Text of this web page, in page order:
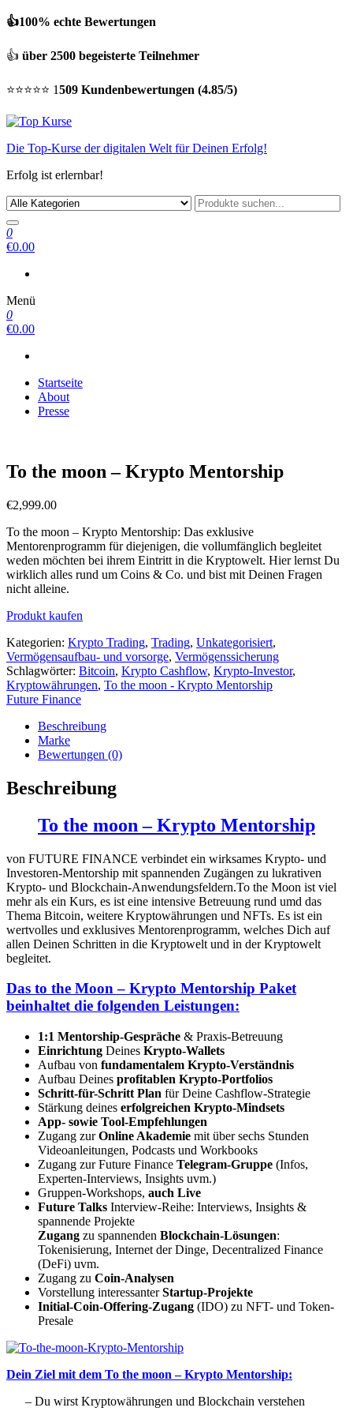
👍100% echte Bewertungen
👍 über 2500 begeisterte Teilnehmer
⭐⭐⭐⭐⭐ 1509 Kundenbewertungen (4.85/5)
Die Top-Kurse der digitalen Welt für Deinen Erfolg!
Erfolg ist erlernbar!
0
€0.00
Menü
0
€0.00
Startseite
About
Presse
To the moon – Krypto Mentorship
€2,999.00
To the moon – Krypto Mentorship: Das exklusive
Mentorenprogramm für diejenigen, die vollumfänglich begleitet
weden möchten bei ihrem Eintritt in die Kryptowelt. Hier lernst Du
wirklich alles rund um Coins & Co. und bist mit Deinen Fragen
nicht alleine.
Produkt kaufen
Kategorien: Krypto Trading, Trading, Unkategorisiert,
Vermögensaufbau- und vorsorge, Vermögenssicherung
Schlagwörter: Bitcoin, Krypto Cashflow, Krypto-Investor,
Kryptowährungen, To the moon - Krypto Mentorship
Future Finance
Beschreibung
Marke
Bewertungen (0)
Beschreibung
To the moon – Krypto Mentorship
von FUTURE FINANCE verbindet ein wirksames Krypto- und
Investoren-Mentorship mit spannenden Zugängen zu lukrativen
Krypto- und Blockchain-Anwendungsfeldern.To the Moon ist viel
mehr als ein Kurs, es ist eine intensive Betreuung rund umd das
Thema Bitcoin, weitere Kryptowährungen und NFTs. Es ist ein
wertvolles und exklusives Mentorenprogramm, welches Dich auf
allen Deinen Schritten in die Kryptowelt und in der Kryptowelt
begleitet.
Das to the Moon – Krypto Mentorship Paket
beinhaltet die folgenden Leistungen:
1:1 Mentorship-Gespräche & Praxis-Betreuung
Einrichtung Deines Krypto-Wallets
Aufbau von fundamentalem Krypto-Verständnis
Aufbau Deines profitablen Krypto-Portfolios
Schritt-für-Schritt Plan für Deine Cashflow-Strategie
Stärkung deines erfolgreichen Krypto-Mindsets
App- sowie Tool-Empfehlungen
Zugang zurOnline Akademie mit über sechs Stunden
Videoanleitungen, Podcasts und Workbooks
Zugang zur Future Finance Telegram-Gruppe (Infos,
Experten-Interviews, Insights uvm.)
Gruppen-Workshops, auch Live
Future Talks Interview-Reihe: Interviews, Insights &
spannende Projekte
Zugang zu spannenden Blockchain-Lösungen:
Tokenisierung, Internet der Dinge, Decentralized Finance
(DeFi) uvm.
Zugang zu Coin-Analysen
Vorstellung interessanterStartup-Projekte
Initial-Coin-Offering-Zugang (IDO) zu NFT- und Token-
Presale
Dein Ziel mit dem To the moon – Krypto Mentorship:
– Du wirst Kryptowährungen und Blockchain verstehen